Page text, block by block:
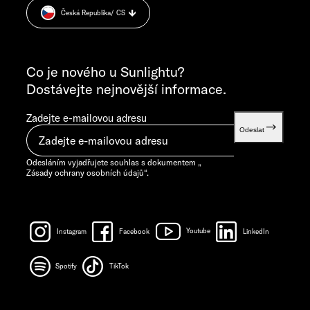
PONDĚLÍ–ČTVRTEK 7.30–12.00 HOD. A 13.00–16.00 HOD.
PÁTEK 7.30–12.00 HOD.
info@sunlight.de
Informace o hmotnosti
Co je nového u Sunlightu?
Dostávejte nejnovější informace.
Zadejte e-mailovou adresu
Odeslat
Odesláním vyjadřujete souhlas s dokumentem „
Zásady ochrany osobních údajů“.
Instagram Facebook Youtube LinkedIn
Spotify TikTok
Česká Republika/ CS